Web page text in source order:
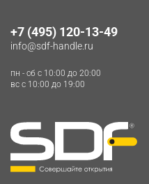
+7 (495) 120-13-49
info@sdf-handle.ru
пн - сб c 10:00 до 20:00
вс c 10:00 до 19:00